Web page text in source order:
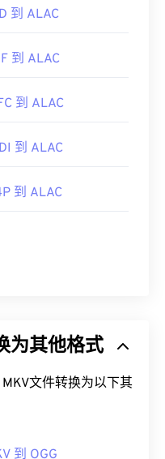
到 ALAC
到 ALAC
到 ALAC
到 ALAC
到 ALAC
为其他格式
文件转换为以下其
到 OGG